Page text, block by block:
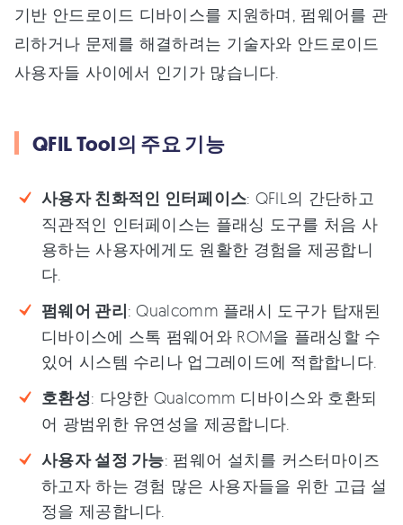
기반 안드로이드 디바이스를 지원하며, 펌웨어를 관
리하거나 문제를 해결하려는 기술자와 안드로이드
사용자들 사이에서 인기가 많습니다.
QFIL Tool의 주요 기능
사용자 친화적인 인터페이스: QFIL의 간단하고
직관적인 인터페이스는 플래싱 도구를 처음 사
용하는 사용자에게도 원활한 경험을 제공합니
다.
펌웨어 관리: Qualcomm 플래시 도구가 탑재된
디바이스에 스톡 펌웨어와 ROM을 플래싱할 수
있어 시스템 수리나 업그레이드에 적합합니다.
호환성: 다양한 Qualcomm 디바이스와 호환되
어 광범위한 유연성을 제공합니다.
사용자 설정 가능: 펌웨어 설치를 커스터마이즈
하고자 하는 경험 많은 사용자들을 위한 고급 설
정을 제공합니다.